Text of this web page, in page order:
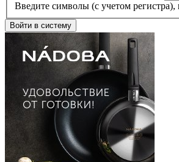
Введите символы (с учетом